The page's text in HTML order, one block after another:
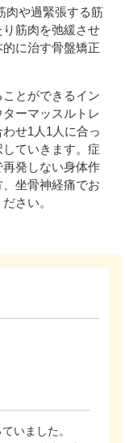
肉や過緊張する筋
筋肉を弛緩させ
に治す骨盤矯正
とができるイン
ーマッスルトレ
せ1人1人に合っ
ていきます。症
発しない身体作
坐骨神経痛でお
さい。
いました。